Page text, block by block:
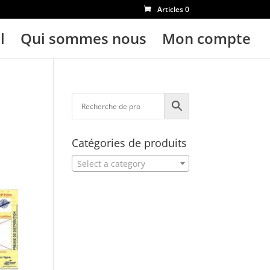
Articles 0
Qui sommes nous Mon compte
Catégories de produits
Select a category